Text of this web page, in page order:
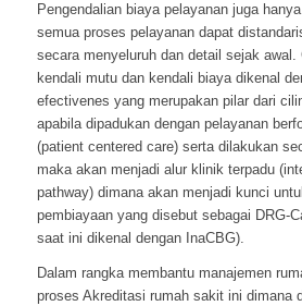
Pengendalian biaya pelayanan juga
semua proses pelayanan dapat
secara menyeluruh dan detail sejak awal.
kendali mutu dan kendali biaya dikenal
efectivenes yang merupakan pilar dari
apabila dipadukan dengan pelayanan
(patient centered care) serta dilakukan
maka akan menjadi alur klinik terpadu
pathway) dimana akan menjadi kunci
pembiayaan yang disebut sebagai DRG-
saat ini dikenal dengan InaCBG).
Dalam rangka membantu manajemen
proses Akreditasi rumah sakit ini dimana